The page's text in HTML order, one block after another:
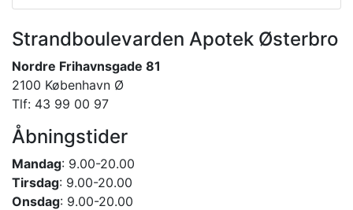
Strandboulevarden Apotek Østerbro
Nordre Frihavnsgade 81
2100 København Ø
Tlf: 43 99 00 97
Åbningstider
Mandag: 9.00-20.00
Tirsdag: 9.00-20.00
Onsdag: 9.00-20.00